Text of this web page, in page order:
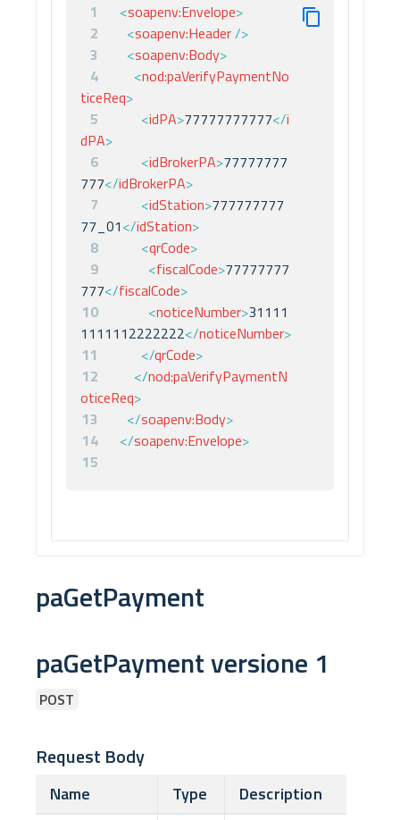
1 <soapenv:Envelope>
2
<soapenv:Header/>
3
<soapenv:Body>
4
<nod:paVerifyPaymentNo
ticeReq>
5
<idPA>77777777777</i
dPA>
6
<idBrokerPA>77777777
777</idBrokerPA>
7
<idStation>777777777
77_01</idStation>
8
<qrCode>
9
<fiscalCode>77777777
777</fiscalCode>
10
<noticeNumber>31111
1111112222222</noticeNumber>
11
</qrCode>
12
</nod:paVerifyPaymentN
oticeReq>
13
</soapenv:Body>
14
</soapenv:Envelope>
15
paGetPayment
paGetPayment versione 1
POST
Request Body
Name Type Description